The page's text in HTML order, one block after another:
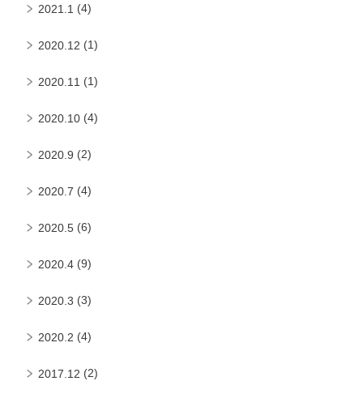
2021.1 (4)
2020.12 (1)
2020.11 (1)
2020.10 (4)
2020.9 (2)
2020.7 (4)
2020.5 (6)
2020.4 (9)
2020.3 (3)
2020.2 (4)
2017.12 (2)